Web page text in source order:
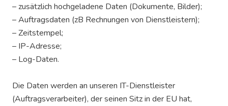
– zusätzlich hochgeladene Daten (Dokumente, Bilder);
– Auftragsdaten (zB Rechnungen von Dienstleistern);
– Zeitstempel;
– IP-Adresse;
– Log-Daten.
Die Daten werden an unseren IT-Dienstleister
(Auftragsverarbeiter), der seinen Sitz in der EU hat,